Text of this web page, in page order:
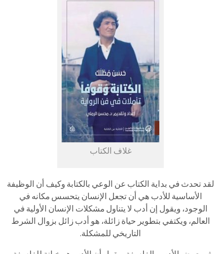
غلاف الكتاب
لقد تحدث في بداية الكتاب عن الوعي بالكتابة وكيف أن الوظيفة
الأساسية للأدب هي أن تجعل الإنسان يتحسس مكانه في
الوجود، ويقول إن أدب لا يتناول مشكلات الإنسان الأولية في
العالم، ويكتفي بتطوير حياة زائلة، هو أدب زائل بزوال الشرط
التاريخي للمشكلة.